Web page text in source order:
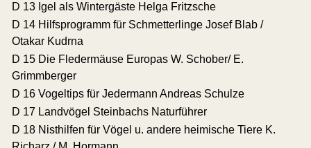
D 13 Igel als Wintergäste Helga Fritzsche
D 14 Hilfsprogramm für Schmetterlinge Josef Blab /
Otakar Kudrna
D 15 Die Fledermäuse Europas W. Schober/ E.
Grimmberger
D 16 Vogeltips für Jedermann Andreas Schulze
D 17 Landvögel Steinbachs Naturführer
D 18 Nisthilfen für Vögel u. andere heimische Tiere K.